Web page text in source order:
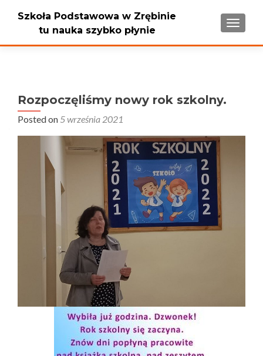
Szkoła Podstawowa w Zrębinie
tu nauka szybko płynie
Rozpoczęliśmy nowy rok szkolny.
Posted on 5 września 2021